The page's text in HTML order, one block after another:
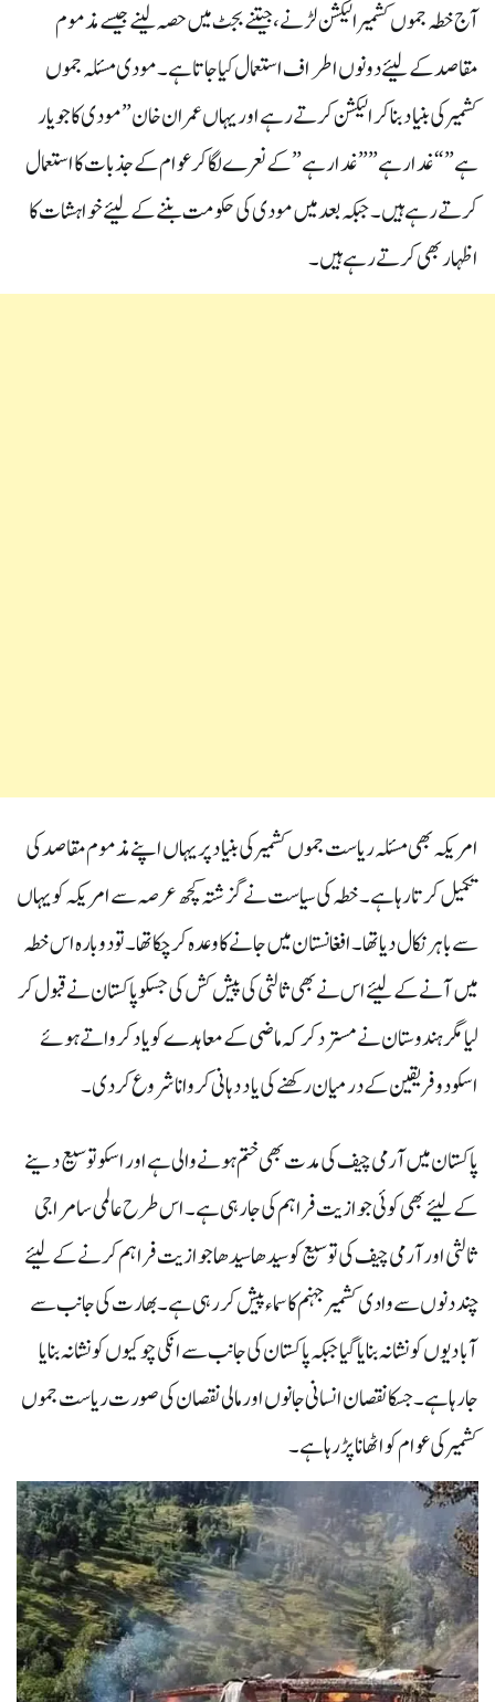
آج خطہ جموں کشمیر الیکشن لڑنے ، جیتنے بجٹ میں حصہ لینے جیسے مذموم
مقاصد کے لیئے دونوں اطراف استعمال کیا جاتا ہے۔ مودی مسئلہ جموں
کشمیر کی بنیاد بنا کر الیکشن کرتے رہے اور یہاں عمران خان” مودی کا جو یار
ہے” “غدار ہے” ” غدار ہے” کے نعرے لگا کر عوام کے جذبات کا استعمال
کرتے رہے ہیں۔ جبکہ بعد میں مودی کی حکومت بننے کے لیئے خواہشات کا
اظہار بھی کرتے رہے ہیں۔
امریکہ بھی مسئلہ ریاست جموں کشمیر کی بنیاد پر یہاں اپنے مذموم مقاصد کی
تکمیل کرتا رہا ہے۔ خطہ کی سیاست نے گزشتہ کچھ عرصہ سے امریکہ کو یہاں
سے باہر نکال دیا تھا۔ افغانستان میں جانے کا وعدہ کرچکا تھا۔ تو دوبارہ اس خطہ
میں آنے کے لیئے اس نے بھی ثالثی کی پیش کش کی جسکو پاکستان نے قبول کر
لیا مگر ہندوستان نے مسترد کرکہ ماضی کے معاہدے کو یاد کرواتے ہوئے
اسکو دو فریقین کے درمیان رکھنے کی یاد دہانی کروانا شروع کر دی۔
پاکستان میں آرمی چیف کی مدت بھی ختم ہونے والی ہے اور اسکو توسیع دینے
کے لیئے بھی کوئی جوازیت فراہم کی جارہی ہے۔ اس طرح عالمی سامراجی
ثالثی اور آرمی چیف کی توسیع کو سیدھا سیدھا جوازیت فراہم کرنے کے لیئے
چند دنوں سے وادی کشمیر جہنم کا سماء پیش کر رہی ہے۔ بھارت کی جانب سے
آبادیوں کو نشانہ بنایا گیا جبکہ پاکستان کی جانب سے انکی چوکیوں کو نشانہ بنایا
جارہا ہے۔ جسکا نقصان انسانی جانوں اور مالی نقصان کی صورت ریاست جموں
کشمیر کی عوام کو اٹھانا پڑ رہا ہے۔